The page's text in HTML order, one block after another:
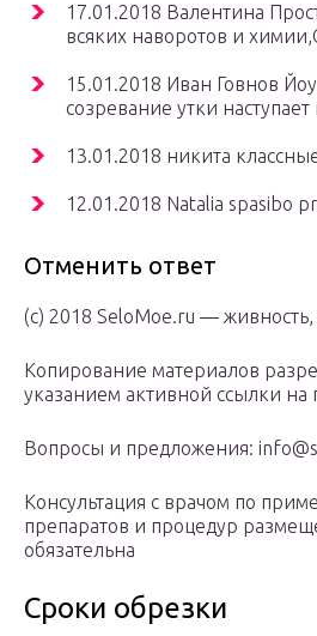
17.01.2018 Валентина
всяких наворотов и
15.01.2018 Иван Говнов
созревание утки наступает
13.01.2018 никита
12.01.2018 Natalia spasibo
Отменить ответ
(с) 2018 SeloMoe.ru —
Копирование материалов
указанием активной ссылки на
Вопросы и предложения:
Консультация с врачом по
препаратов и процедур
обязательна
Сроки обрезки